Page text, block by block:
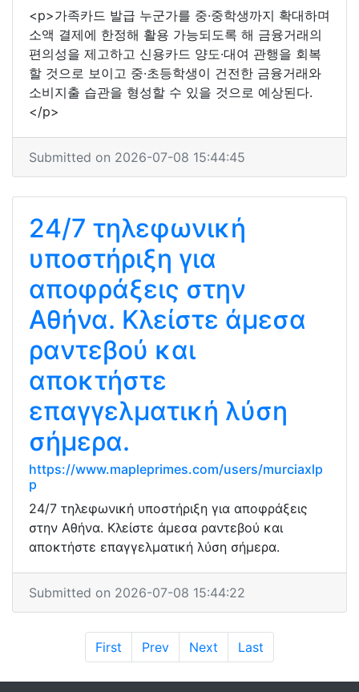
<p>가족카드 발급 누군가를 중·중학생까지 확대하며
소액 결제에 한정해 활용 가능되도록 해 금융거래의
편의성을 제고하고 신용카드 양도·대여 관행을 회복
할 것으로 보이고 중·초등학생이 건전한 금융거래와
소비지출 습관을 형성할 수 있을 것으로 예상된다.
</p>
Submitted on 2026-07-08 15:44:45
24/7 τηλεφωνική
υποστήριξη για
αποφράξεις στην
Αθήνα. Κλείστε άμεσα
ραντεβού και
αποκτήστε
επαγγελματική λύση
σήμερα.
https://www.mapleprimes.com/users/murciaxlp
p
24/7 τηλεφωνική υποστήριξη για αποφράξεις
στην Αθήνα. Κλείστε άμεσα ραντεβού και
αποκτήστε επαγγελματική λύση σήμερα.
Submitted on 2026-07-08 15:44:22
First Prev Next Last